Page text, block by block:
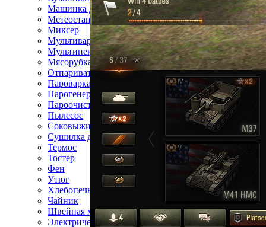
Машинка для стрижки волос
Метеостанция
Миксер
Мультиварка
Мультипекарь
Мясорубка
Отпариватель
Пароварка
Парогенератор
Пароочиститель
Пылесос
Соковыжималка
Сушилка для фруктов
Термос
Тостер
Фен
Утюг
Хлебопечь
Чайник
Швейная машина
Электрическая зубная щётка